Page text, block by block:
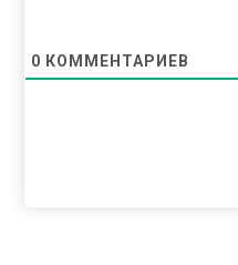
0 КОММЕНТАРИЕВ